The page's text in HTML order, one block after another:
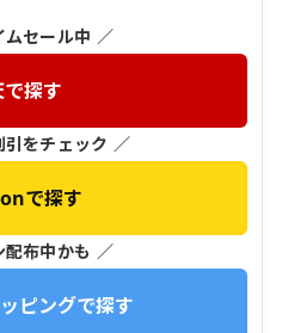
ムセール中 ／
探す
をチェック ／
で探す
配布中かも ／
ピングで探す